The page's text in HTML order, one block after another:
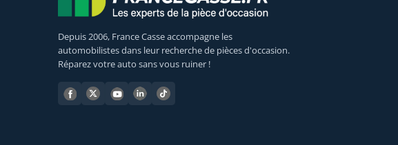
Depuis 2006, France Casse accompagne les
automobilistes dans leur recherche de pièces d'occasion.
Réparez votre auto sans vous ruiner !